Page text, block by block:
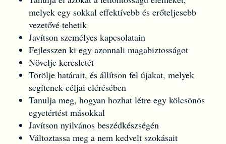
melyek egy sokkal effektívebb és erőteljesebb
vezetővé tehetik
Javítson személyes kapcsolatain
Fejlesszen ki egy azonnali magabiztosságot
Növelje keresletét
Törölje határait, és állítson fel újakat, melyek
segítenek céljai elérésében
Tanulja meg, hogyan hozhat létre egy kölcsönös
egyetértést másokkal
Javítson nyilvános beszédkészségén
Változtassa meg a nem kedvelt szokásait